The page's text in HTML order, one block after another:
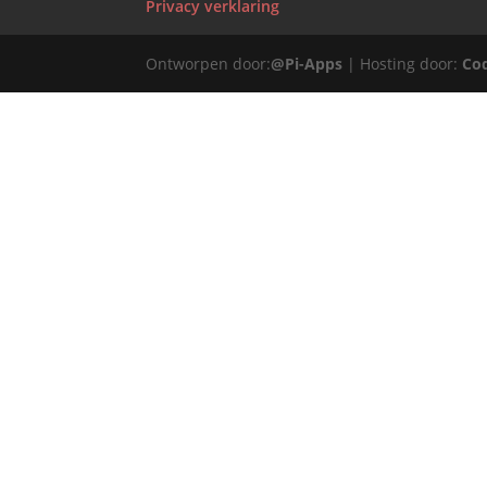
Privacy verklaring
Ontworpen door:@Pi-Apps | Hosting door: